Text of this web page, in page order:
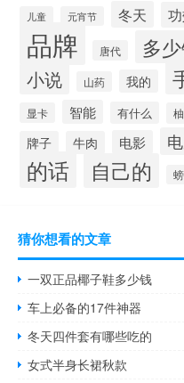
儿童 元宵节 冬天
品牌 唐代 多
小说 山药 我的
显卡 智能 有什么
牌子 牛肉 电影
的话 自己的
猜你想看的文章
一双正品椰子鞋多少钱
车上必备的17件神器
冬天四件套有哪些吃的
女式半身长裙秋款